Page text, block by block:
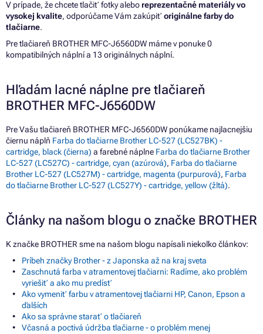
V prípade, že chcete tlačiť fotky aleboreprezentačné materiály vo
vysokej kvalite, odporúčame Vám zakúpiť originálne farby do
tlačiarne.
Pre tlačiareň BROTHER MFC-J6560DW máme v ponuke 0
kompatibilných náplní a 13 originálnych náplní.
Hľadám lacné náplne pre tlačiareň
BROTHER MFC-J6560DW
Pre Vašu tlačiareň BROTHER MFC-J6560DW ponúkame najlacnejšiu
čiernu náplň Farba do tlačiarne Brother LC-527 (LC527BK) -
cartridge, black (čierna) a farebné náplne Farba do tlačiarne Brother
LC-527 (LC527C) - cartridge, cyan (azúrová), Farba do tlačiarne
Brother LC-527 (LC527M) - cartridge, magenta (purpurová), Farba
do tlačiarne Brother LC-527 (LC527Y) - cartridge, yellow (žltá).
Články na našom blogu o značke BROTHER
K značke BROTHER sme na našom blogu napísali niekoľko článkov:
Príbeh značky Brother - z Japonska až na kraj sveta
Zaschnutá farba v atramentovej tlačiarni: Radíme, ako problém
vyriešiť a ako mu predísť
Ako vymeniť farbu v atramentovej tlačiarni HP, Canon, Epson a
ďalších
Ako sa správne starať o tlačiareň
Včasná a poctivá údržba tlačiarne - o problém menej